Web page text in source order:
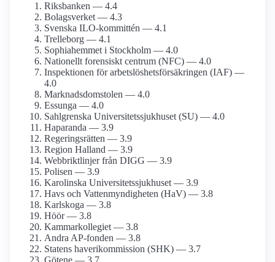
Riksbanken — 4.4
Bolagsverket — 4.3
Svenska ILO-kommittén — 4.1
Trelleborg — 4.1
Sophiahemmet i Stockholm — 4.0
Nationellt forensiskt centrum (NFC) — 4.0
Inspektionen för arbetslöshetsförsäkringen (IAF) —
4.0
Marknadsdomstolen — 4.0
Essunga — 4.0
Sahlgrenska Universitetssjukhuset (SU) — 4.0
Haparanda — 3.9
Regeringsrätten — 3.9
Region Halland — 3.9
Webbriktlinjer från DIGG — 3.9
Polisen — 3.9
Karolinska Universitetssjukhuset — 3.9
Havs och Vattenmyndigheten (HaV) — 3.8
Karlskoga — 3.8
Höör — 3.8
Kammarkollegiet — 3.8
Andra AP-fonden — 3.8
Statens haverikommission (SHK) — 3.7
Götene — 3.7